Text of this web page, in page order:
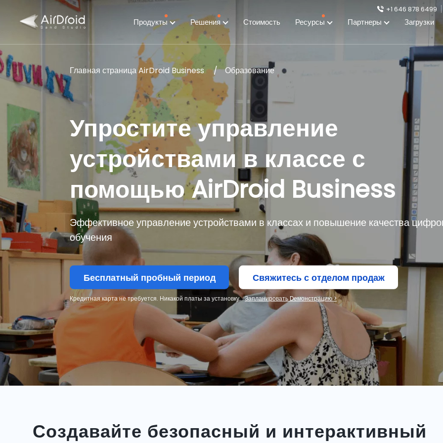
Продукты Решения Стоимость Ресурсы Партнеры Загрузки
+1 646 878 6499
Главная страница AirDroid Business Образование
Упростите управление
устройствами в классе с
помощью AirDroid Business
Эффективное управление устройствами в классах и повышение качества
обучения
Бесплатный пробный период Свяжитесь с отделом продаж
Кредитная карта не требуется. Никакой платы за установку. Запланировать Dемонстрацию >
Создавайте безопасный и интерактивный